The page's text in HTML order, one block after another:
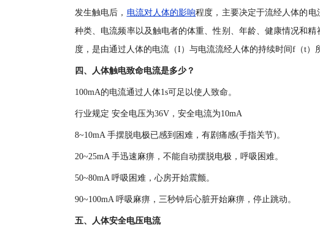
发生触电后， 电流对人体的影响程度，主要决定于流经人体的
种类、电流频率以及触电者的体重、性别、年龄、健康情况和
度，是由通过人体的电流（I）与电流流经人体的持续时间f（t）
四、人体触电致命电流是多少？
100mA的电流通过人体1s可足以使人致命。
行业规定 安全电压为36V，安全电流为10mA
8~10mA 手摆脱电极已感到困难，有剧痛感(手指关节)。
20~25mA 手迅速麻痹，不能自动摆脱电极，呼吸困难。
50~80mA 呼吸困难，心房开始震颤。
90~100mA 呼吸麻痹，三秒钟后心脏开始麻痹，停止跳动。
五、人体安全电压电流